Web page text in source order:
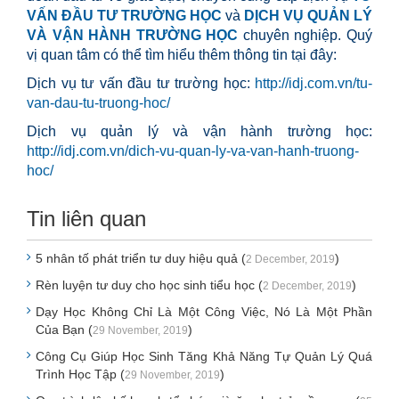
VẤN ĐẦU TƯ TRƯỜNG HỌC và DỊCH VỤ QUẢN LÝ
VÀ VẬN HÀNH TRƯỜNG HỌC chuyên nghiệp. Quý
vị quan tâm có thể tìm hiểu thêm thông tin tại đây:
Dịch vụ tư vấn đầu tư trường học: http://idj.com.vn/tu-
van-dau-tu-truong-hoc/
Dịch vụ quản lý và vận hành trường học:
http://idj.com.vn/dich-vu-quan-ly-va-van-hanh-truong-
hoc/
Tin liên quan
5 nhân tố phát triển tư duy hiệu quả (2 December, 2019)
Rèn luyện tư duy cho học sinh tiểu học (2 December, 2019)
Dạy Học Không Chỉ Là Một Công Việc, Nó Là Một Phần
Của Bạn (29 November, 2019)
Công Cụ Giúp Học Sinh Tăng Khả Năng Tự Quản Lý Quá
Trình Học Tập (29 November, 2019)